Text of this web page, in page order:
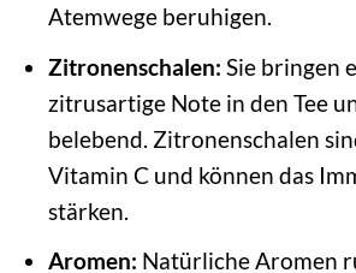
Atemwege beruhigen.
Zitronenschalen: Sie bringen
zitrusartige Note in den Tee
belebend. Zitronenschalen
Vitamin C und können das
stärken.
Aromen: Natürliche Aromen